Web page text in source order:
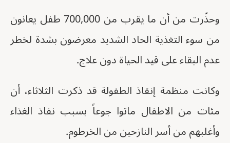
وحذّرت من أن ما يقرب من 700,000 طفل يعانون
من سوء التغذية الحاد الشديد معرضون بشدة لخطر
عدم البقاء على قيد الحياة دون علاج.
وكانت منظمة إنقاذ الطفولة قد ذكرت الثلاثاء، أن
مئات من الاطفال ماتوا جوعاً بسبب نفاذ الغذاء
وأغلبهم من أسر النازحين من الخرطوم.